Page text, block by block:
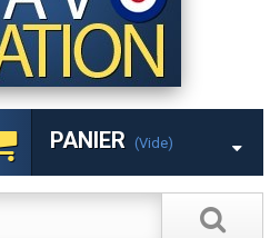
PANIER (vide)